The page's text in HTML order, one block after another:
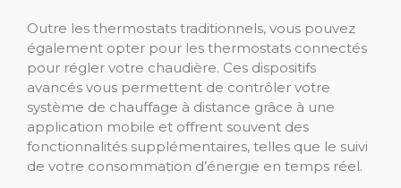
Outre les thermostats traditionnels, vous pouvez
également opter pour les thermostats connectés
pour régler votre chaudière. Ces dispositifs
avancés vous permettent de contrôler votre
système de chauffage à distance grâce à une
application mobile et offrent souvent des
fonctionnalités supplémentaires, telles que le suivi
de votre consommation d’énergie en temps réel.